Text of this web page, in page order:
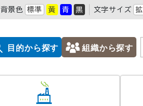
背景色 標準 黄 青 黒 文字サイズ
目的から探す 組織から探す